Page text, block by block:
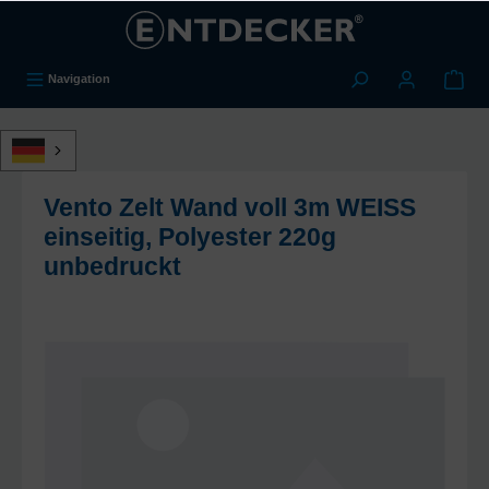
Navigation
Vento Zelt Wand voll 3m WEISS
einseitig, Polyester 220g
unbedruckt